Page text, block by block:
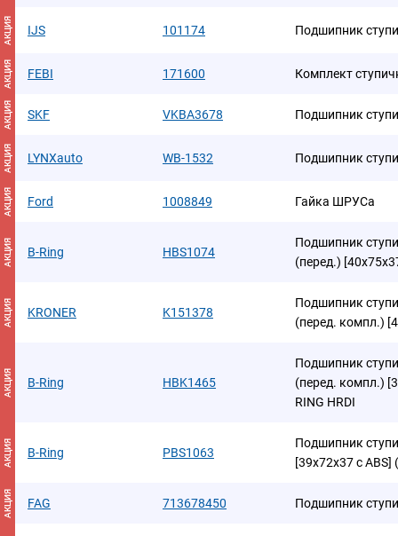
АКЦИЯ IJS 101174 Подшипник
АКЦИЯ FEBI 171600 Комплект
АКЦИЯ SKF VKBA3678 Подшипник
АКЦИЯ LYNXauto WB-1532 Подшипник
АКЦИЯ Ford 1008849 Гайка ШРУСа
АКЦИЯ B-Ring HBS1074
Подшипник
(перед.)
АКЦИЯ KRONER K151378
Подшипник
(перед. компл.)
АКЦИЯ B-Ring HBK1465
Подшипник
(перед. компл.)
RING HRDI
АКЦИЯ B-Ring PBS1063
Подшипник
[39x72x37 с ABS]
АКЦИЯ FAG 713678450 Подшипник